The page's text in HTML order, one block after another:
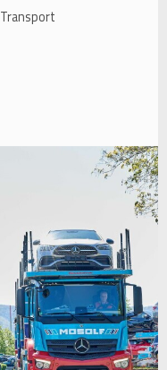
Transport